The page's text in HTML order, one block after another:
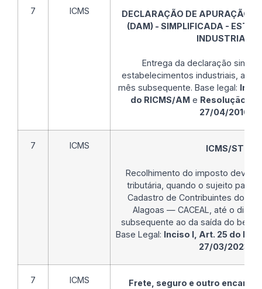
7 ICMS
DECLARAÇÃO DE APURAÇÃO
(DAM) - SIMPLIFICADA -
INDUSTRIAIS
Entrega da declaração
estabelecimentos industriais, até
mês subsequente. Base legal:
do RICMS/AMe Resolução
27/04/2016
7 ICMS ICMS/ST
Recolhimento do imposto devido
tributária, quando o sujeito
Cadastro de Contribuintes do
Alagoas — CACEAL, até o dia 9
subsequente ao da saída do bem
Base Legal: Inciso I, Art. 25 do
27/03/2023
7 ICMS
Frete, seguro e outro encargo